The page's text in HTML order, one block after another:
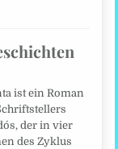
ist ein Roman
der in vier
des Zyklus